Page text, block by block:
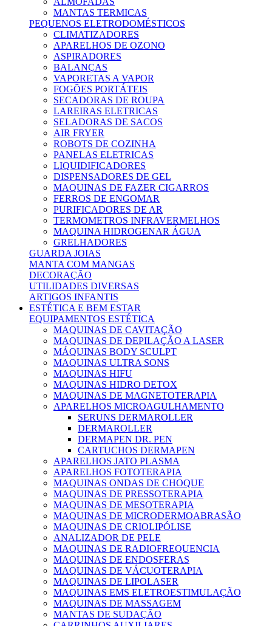
MANTAS TERMICAS
PEQUENOS ELETRODOMÉSTICOS
CLIMATIZADORES
APARELHOS DE OZONO
ASPIRADORES
BALANÇAS
VAPORETAS A VAPOR
FOGÕES PORTÁTEIS
SECADORAS DE ROUPA
LAREIRAS ELETRICAS
SELADORAS DE SACOS
AIR FRYER
ROBOTS DE COZINHA
PANELAS ELETRICAS
LIQUIDIFICADORES
DISPENSADORES DE GEL
MAQUINAS DE FAZER CIGARROS
FERROS DE ENGOMAR
PURIFICADORES DE AR
TERMOMETROS INFRAVERMELHOS
MAQUINA HIDROGENAR ÁGUA
GRELHADORES
GUARDA JOIAS
MANTA COM MANGAS
DECORAÇÃO
UTILIDADES DIVERSAS
ARTIGOS INFANTIS
ESTÉTICA E BEM ESTAR
EQUIPAMENTOS ESTÉTICA
MAQUINAS DE CAVITAÇÃO
MAQUINAS DE DEPILAÇÃO A LASER
MÁQUINAS BODY SCULPT
MAQUINAS ULTRA SONS
MAQUINAS HIFU
MAQUINAS HIDRO DETOX
MAQUINAS DE MAGNETOTERAPIA
APARELHOS MICROAGULHAMENTO
SERUNS DERMAROLLER
DERMAROLLER
DERMAPEN DR. PEN
CARTUCHOS DERMAPEN
APARELHOS JATO PLASMA
APARELHOS FOTOTERAPIA
MAQUINAS ONDAS DE CHOQUE
MAQUINAS DE PRESSOTERAPIA
MAQUINAS DE MESOTERAPIA
MAQUINAS DE MICRODERMOABRASÃO
MAQUINAS DE CRIOLIPÓLISE
ANALIZADOR DE PELE
MAQUINAS DE RADIOFREQUENCIA
MAQUINAS DE ENDOSFERAS
MAQUINAS DE VÁCUOTERAPIA
MAQUINAS DE LIPOLASER
MAQUINAS EMS ELETROESTIMULAÇÃO
MAQUINAS DE MASSAGEM
MANTAS DE SUDAÇÃO